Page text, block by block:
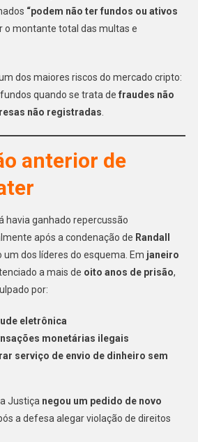
“podem não ter fundos ou ativos
o montante total das multas e
dos maiores riscos do mercado cripto:
quando se trata de fraudes não
não registradas
anterior de
havia ganhado repercussão
após a condenação de Randall
um dos líderes do esquema. Em janeiro
a mais de oito anos de prisão,
por:
eletrônica
monetárias ilegais
serviço de envio de dinheiro sem
Justiça negou um pedido de novo
a defesa alegar violação de direitos